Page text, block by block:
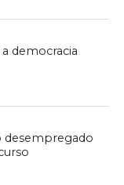
democracia
desempregado